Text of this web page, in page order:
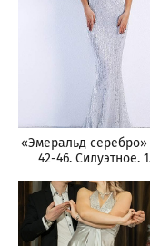
«Эмеральд
42-46. Силуэтное.